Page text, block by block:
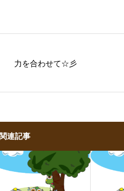
力を合わせて☆彡
関連記事